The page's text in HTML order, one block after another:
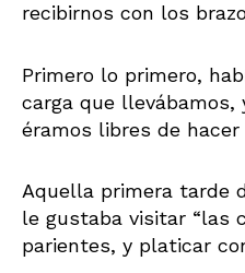
recibirnos con los
Primero lo primero,
carga que llevábamos,
éramos libres de
Aquella primera tarde
le gustaba visitar “las
parientes, y platicar